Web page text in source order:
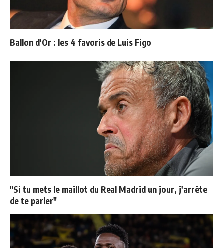
Ballon d'Or : les 4 favoris de Luis Figo
"Si tu mets le maillot du Real Madrid un jour, j'arrête
de te parler"